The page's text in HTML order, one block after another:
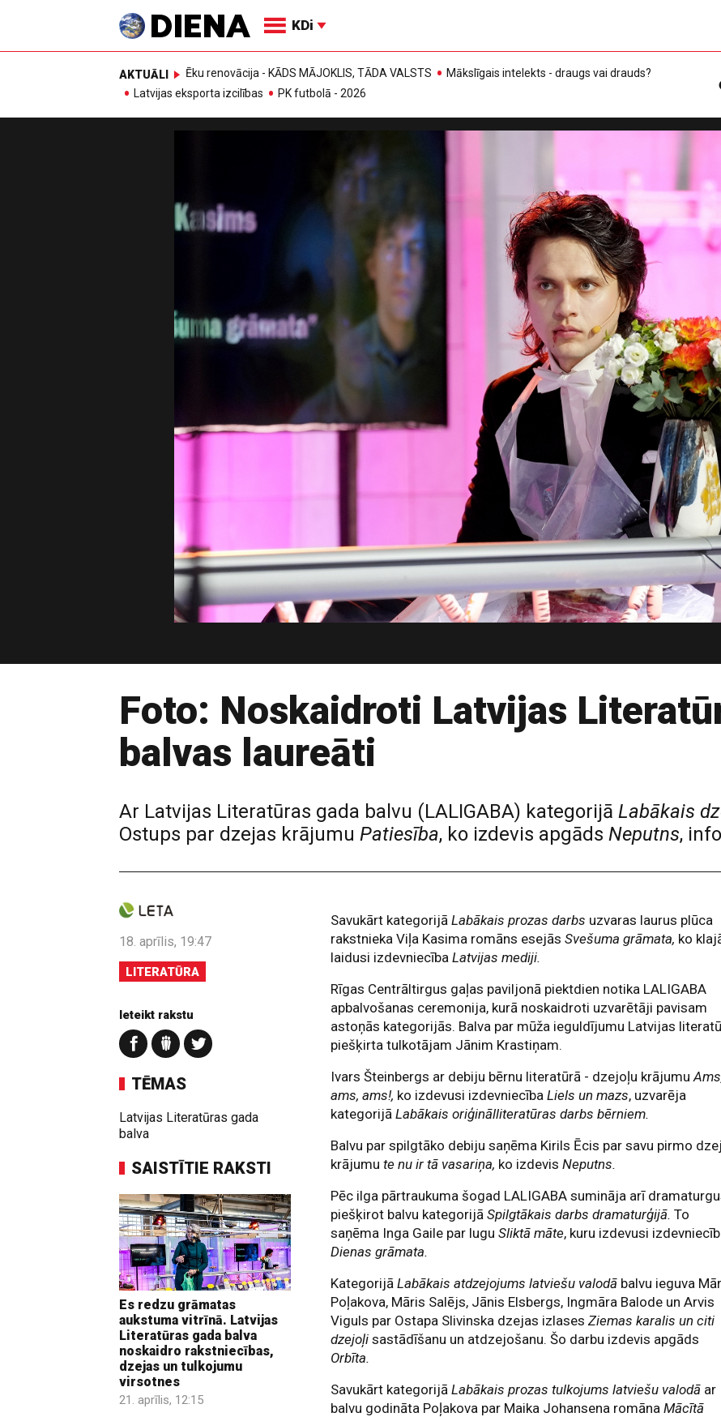
KDi
AKTUĀLI Ēku renovācija - KĀDS MĀJOKLIS, TĀDA VALSTS
Mākslīgais intelekts - draugs vai drauds?
Latvijas eksporta izcilības
PK futbolā - 2026
Foto: Noskaidroti Latvijas
balvas laureāti
Ar Latvijas Literatūras gada balvu (LALIGABA) kategorijā Labākais
Ostups par dzejas krājumu Patiesība, ko izdevis apgāds Neputns,
18. aprīlis, 19:47
LITERATŪRA
Ieteikt rakstu
TĒMAS
Latvijas Literatūras gada
balva
SAISTĪTIE RAKSTI
Es redzu grāmatas
aukstuma vitrīnā. Latvijas
Literatūras gada balva
noskaidro rakstniecības,
dzejas un tulkojumu
virsotnes
21. aprīlis, 12:15
Savukārt kategorijā Labākais prozas darbs uzvaras laurus plūca
rakstnieka Viļa Kasima romāns esejāsSvešuma grāmata, ko
laidusi izdevniecībaLatvijas mediji.
Rīgas Centrāltirgus gaļas paviljonā piektdien notika LALIGABA
apbalvošanas ceremonija, kurā noskaidroti uzvarētāji pavisam
astoņās kategorijās. Balva par mūža ieguldījumu Latvijas
piešķirta tulkotājam Jānim Krastiņam.
Ivars Šteinbergs ar debiju bērnu literatūrā - dzejoļu krājumu
ams, ams!, ko izdevusi izdevniecībaLiels un mazs, uzvarēja
kategorijāLabākais oriģinālliteratūras darbs bērniem.
Balvu par spilgtāko debiju saņēma Kirils Ēcis par savu pirmo
krājumute nu ir tā vasariņa, ko izdevisNeputns.
Pēc ilga pārtraukuma šogad LALIGABA sumināja arī
piešķirot balvu kategorijāSpilgtākais darbs dramaturģijā. To
saņēma Inga Gaile par luguSliktā māte, kuru izdevusi
Dienas grāmata.
KategorijāLabākais atdzejojums latviešu valodā balvu ieguva
Poļakova, Māris Salējs, Jānis Elsbergs, Ingmāra Balode un Arvis
Viguls par Ostapa Slivinska dzejas izlasesZiemas karalis un citi
dzejoļi sastādīšanu un atdzejošanu. Šo darbu izdevis apgāds
Orbīta.
Savukārt kategorijā Labākais prozas tulkojums latviešu valodā ar
balvu godināta Poļakova par Maika Johansena romānaMācītā